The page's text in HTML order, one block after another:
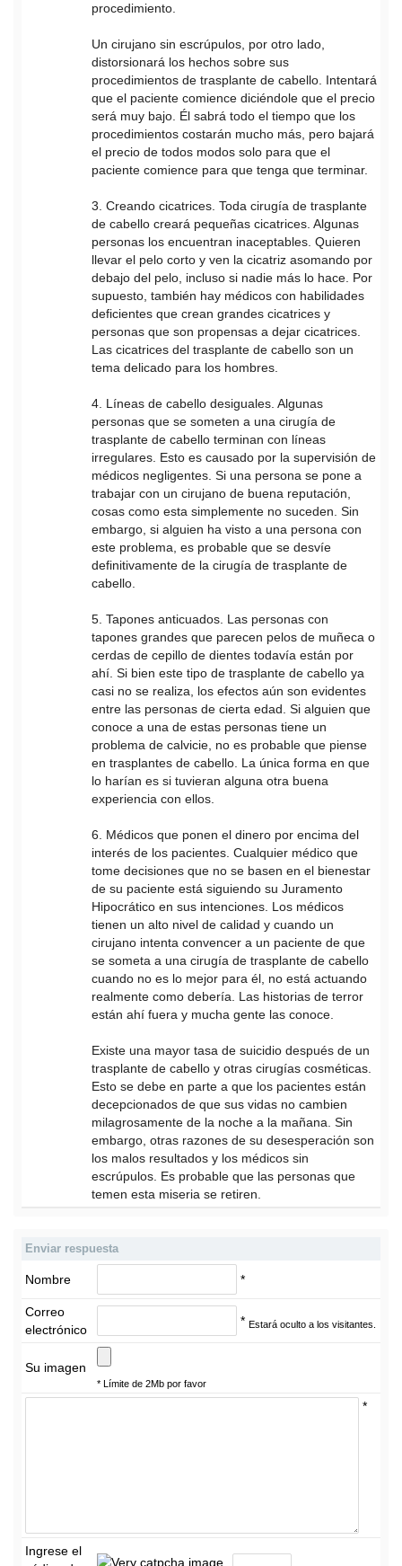
procedimiento.
Un cirujano sin escrúpulos, por otro lado,
distorsionará los hechos sobre sus
procedimientos de trasplante de cabello. Intentará
que el paciente comience diciéndole que el precio
será muy bajo. Él sabrá todo el tiempo que los
procedimientos costarán mucho más, pero bajará
el precio de todos modos solo para que el
paciente comience para que tenga que terminar.
3. Creando cicatrices. Toda cirugía de trasplante
de cabello creará pequeñas cicatrices. Algunas
personas los encuentran inaceptables. Quieren
llevar el pelo corto y ven la cicatriz asomando por
debajo del pelo, incluso si nadie más lo hace. Por
supuesto, también hay médicos con habilidades
deficientes que crean grandes cicatrices y
personas que son propensas a dejar cicatrices.
Las cicatrices del trasplante de cabello son un
tema delicado para los hombres.
4. Líneas de cabello desiguales. Algunas
personas que se someten a una cirugía de
trasplante de cabello terminan con líneas
irregulares. Esto es causado por la supervisión de
médicos negligentes. Si una persona se pone a
trabajar con un cirujano de buena reputación,
cosas como esta simplemente no suceden. Sin
embargo, si alguien ha visto a una persona con
este problema, es probable que se desvíe
definitivamente de la cirugía de trasplante de
cabello.
5. Tapones anticuados. Las personas con
tapones grandes que parecen pelos de muñeca o
cerdas de cepillo de dientes todavía están por
ahí. Si bien este tipo de trasplante de cabello ya
casi no se realiza, los efectos aún son evidentes
entre las personas de cierta edad. Si alguien que
conoce a una de estas personas tiene un
problema de calvicie, no es probable que piense
en trasplantes de cabello. La única forma en que
lo harían es si tuvieran alguna otra buena
experiencia con ellos.
6. Médicos que ponen el dinero por encima del
interés de los pacientes. Cualquier médico que
tome decisiones que no se basen en el bienestar
de su paciente está siguiendo su Juramento
Hipocrático en sus intenciones. Los médicos
tienen un alto nivel de calidad y cuando un
cirujano intenta convencer a un paciente de que
se someta a una cirugía de trasplante de cabello
cuando no es lo mejor para él, no está actuando
realmente como debería. Las historias de terror
están ahí fuera y mucha gente las conoce.
Existe una mayor tasa de suicidio después de un
trasplante de cabello y otras cirugías cosméticas.
Esto se debe en parte a que los pacientes están
decepcionados de que sus vidas no cambien
milagrosamente de la noche a la mañana. Sin
embargo, otras razones de su desesperación son
los malos resultados y los médicos sin
escrúpulos. Es probable que las personas que
temen esta miseria se retiren.
Enviar respuesta
Nombre *
Correo
electrónico
* Estará oculto a los visitantes.
Su imagen
* Límite de 2Mb por favor
*
Ingrese el